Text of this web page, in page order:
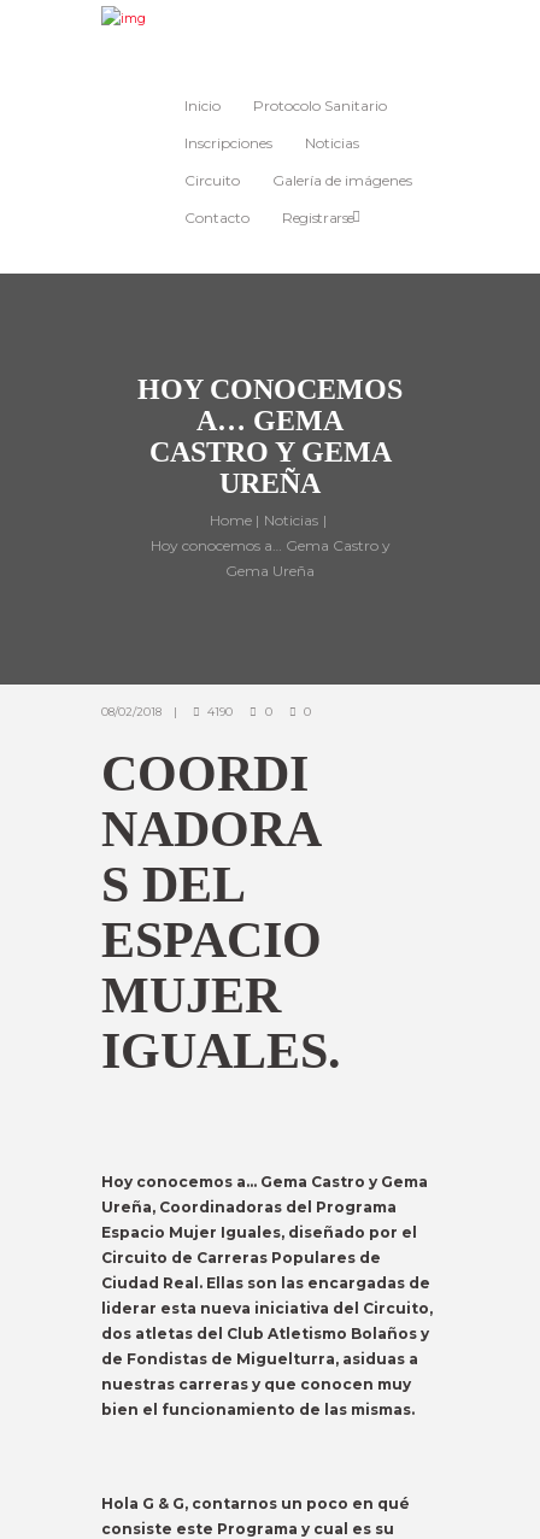
Inicio Protocolo Sanitario
Inscripciones Noticias
Circuito Galería de imágenes
Contacto Registrarse
HOY CONOCEMOS
A… GEMA
CASTRO Y GEMA
UREÑA
Home
Noticias
Hoy conocemos a… Gema Castro y
Gema Ureña
08/02/2018 4190 0 0
COORDI
NADORA
S DEL
ESPACIO
MUJER
IGUALES.
Hoy conocemos a… Gema Castro y Gema
Ureña, Coordinadoras del Programa
Espacio Mujer Iguales, diseñado por el
Circuito de Carreras Populares de
Ciudad Real. Ellas son las encargadas de
liderar esta nueva iniciativa del Circuito,
dos atletas del Club Atletismo Bolaños y
de Fondistas de Miguelturra, asiduas a
nuestras carreras y que conocen muy
bien el funcionamiento de las mismas.
Hola G & G, contarnos un poco en qué
consiste este Programa y cual es su